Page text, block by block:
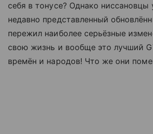
себя в тонусе? Однако ниссановцы
недавно представленный
пережил наиболее серьёзные
свою жизнь и вообще это лучший
времён и народов! Что же они